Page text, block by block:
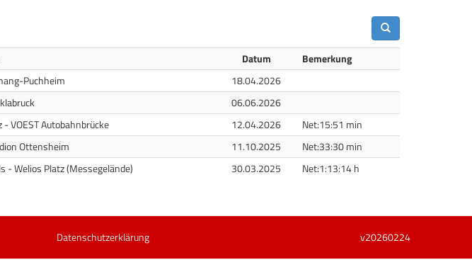
Datum
Bemerkung
Puchheim
18.04.2026
06.06.2026
- VOEST Autobahnbrücke 12.04.2026
Net:15:51 min
Ottensheim 11.10.2025
Net:33:30 min
- Welios Platz (Messegelände) 30.03.2025 Net:1:13:14 h
Datenschutzerklärung v20260224